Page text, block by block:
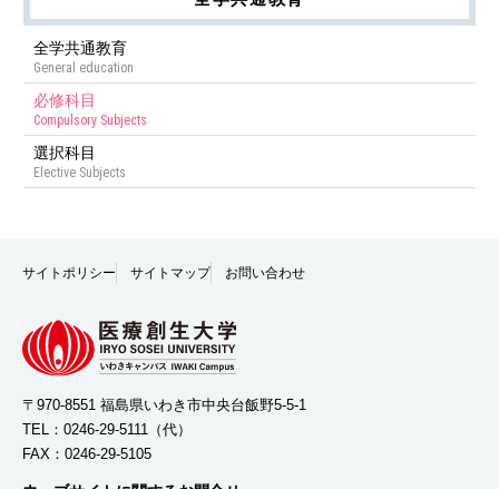
全学共通教育
General education
必修科目
Compulsory Subjects
選択科目
Elective Subjects
サイトポリシー サイトマップ お問い合わせ
〒970-8551 福島県いわき市中央台飯野5-5-1
TEL： 0246-29-5111 （代）
FAX：0246-29-5105